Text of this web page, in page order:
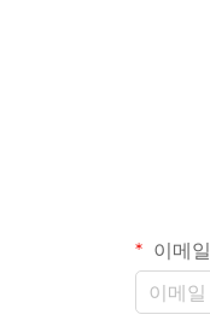
이메일